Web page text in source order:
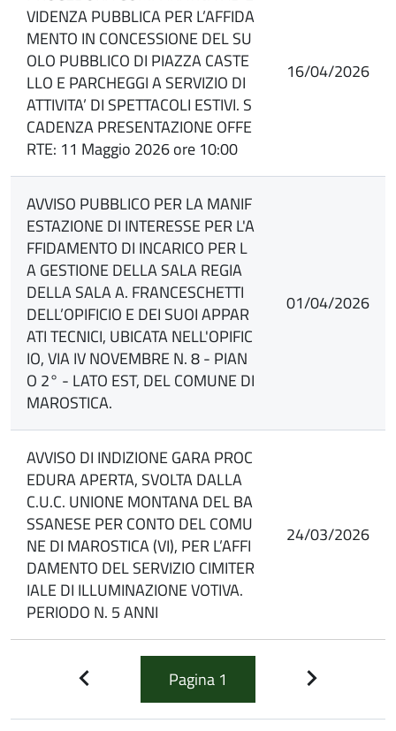
VIDENZA PUBBLICA PER L’AFFIDA
MENTO IN CONCESSIONE DEL SU
OLO PUBBLICO DI PIAZZA CASTE
LLO E PARCHEGGI A SERVIZIO DI
ATTIVITA’ DI SPETTACOLI ESTIVI. S
CADENZA PRESENTAZIONE OFFE
RTE: 11 Maggio 2026 ore 10:00
16/04/2026
AVVISO PUBBLICO PER LA MANIF
ESTAZIONE DI INTERESSE PER L'A
FFIDAMENTO DI INCARICO PER L
A GESTIONE DELLA SALA REGIA
DELLA SALA A. FRANCESCHETTI
DELL’OPIFICIO E DEI SUOI APPAR
ATI TECNICI, UBICATA NELL'OPIFIC
IO, VIA IV NOVEMBRE N. 8 - PIAN
O 2° - LATO EST, DEL COMUNE DI
MAROSTICA.
01/04/2026
AVVISO DI INDIZIONE GARA PROC
EDURA APERTA, SVOLTA DALLA
C.U.C. UNIONE MONTANA DEL BA
SSANESE PER CONTO DEL COMU
NE DI MAROSTICA (VI), PER L’AFFI
DAMENTO DEL SERVIZIO CIMITER
IALE DI ILLUMINAZIONE VOTIVA.
PERIODO N. 5 ANNI
24/03/2026
Pagina 1